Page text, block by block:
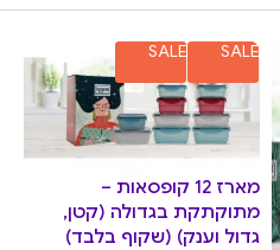
SALE
SALE
מארז 12 קופסאות –
מתוקתקת בגדולה (קטן,
גדול וענק) (שקוף בלבד)